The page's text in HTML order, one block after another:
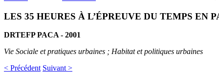
LES 35 HEURES À L’ÉPREUVE DU TEMPS EN
DRTEFP PACA - 2001
Vie Sociale et pratiques urbaines ; Habitat et politiques urbaines
< Précédent Suivant >